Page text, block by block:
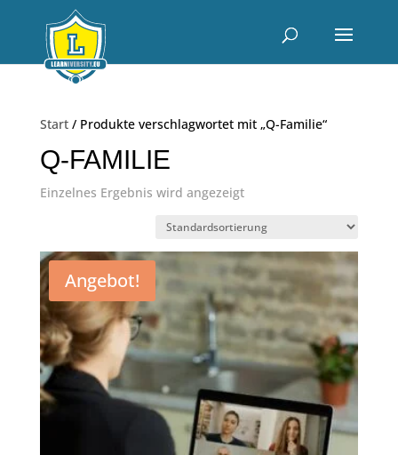
Start/ Produkte verschlagwortet mit „Q-Familie“
Q-FAMILIE
Einzelnes Ergebnis wird angezeigt
Angebot!